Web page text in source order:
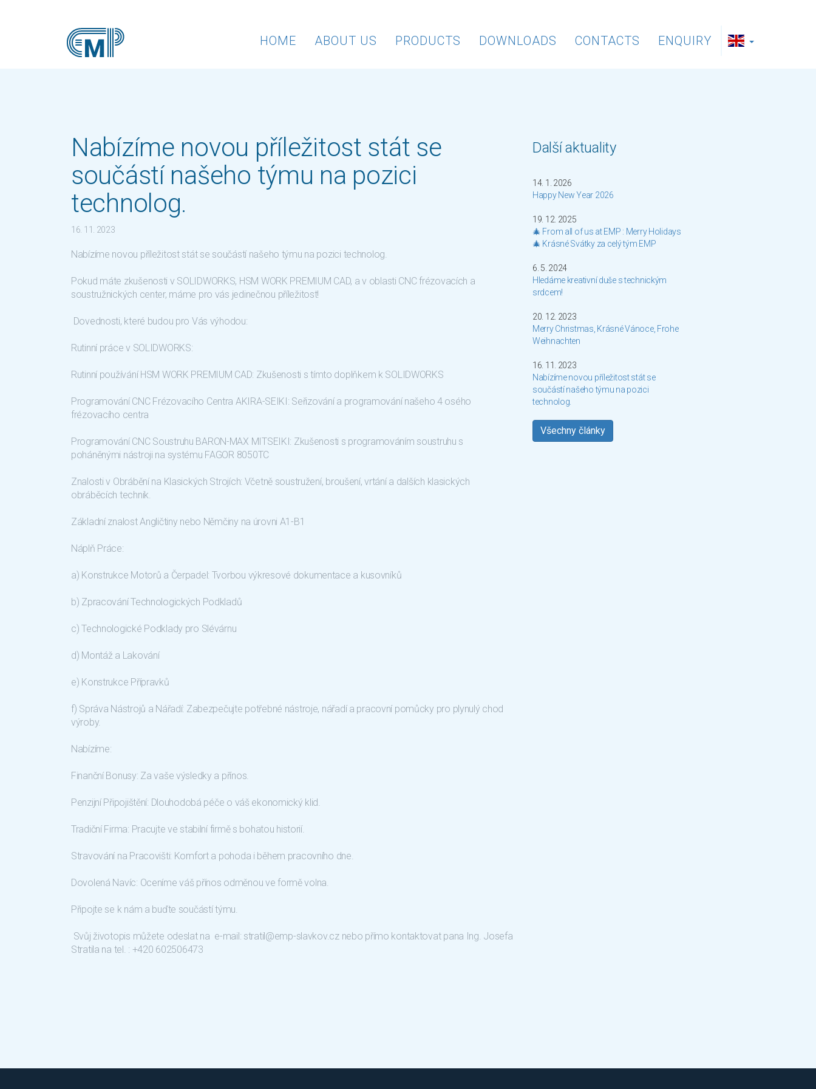
HOME ABOUT US PRODUCTS DOWNLOADS CONTACTS ENQUIRY
Nabízíme novou příležitost stát se
součástí našeho týmu na pozici
technolog.
16. 11. 2023
Nabízíme novou příležitost stát se součástí našeho týmu na pozici technolog.
Pokud máte zkušenosti v SOLIDWORKS, HSM WORK PREMIUM CAD, a v oblasti CNC frézovacích a
soustružnických center, máme pro vás jedinečnou příležitost!
Dovednosti, které budou pro Vás výhodou:
Rutinní práce v SOLIDWORKS:
Rutinní používání HSM WORK PREMIUM CAD: Zkušenosti s tímto doplňkem k SOLIDWORKS
Programování CNC Frézovacího Centra AKIRA-SEIKI: Seřizování a programování našeho 4 osého
frézovacího centra
Programování CNC Soustruhu BARON-MAX MITSEIKI: Zkušenosti s programováním soustruhu s
poháněnými nástroji na systému FAGOR 8050TC
Znalosti v Obrábění na Klasických Strojích: Včetně soustružení, broušení, vrtání a dalších klasických
obráběcích technik.
Základní znalost Angličtiny nebo Němčiny na úrovni A1-B1
Náplň Práce:
a) Konstrukce Motorů a Čerpadel: Tvorbou výkresové dokumentace a kusovníků
b) Zpracování Technologických Podkladů
c) Technologické Podklady pro Slévárnu
d) Montáž a Lakování
e) Konstrukce Přípravků
f) Správa Nástrojů a Nářadí: Zabezpečujte potřebné nástroje, nářadí a pracovní pomůcky pro plynulý chod
výroby.
Nabízíme:
Finanční Bonusy: Za vaše výsledky a přínos.
Penzijní Připojištění: Dlouhodobá péče o váš ekonomický klid.
Tradiční Firma: Pracujte ve stabilní firmě s bohatou historií.
Stravování na Pracovišti: Komfort a pohoda i během pracovního dne.
Dovolená Navíc: Oceníme váš přínos odměnou ve formě volna.
Připojte se k nám a buďte součástí týmu.
Svůj životopis můžete odeslat na e-mail: stratil@emp-slavkov.cz nebo přímo kontaktovat pana Ing. Josefa
Stratila na tel. : +420 602506473
Další aktuality
14. 1. 2026
Happy New Year 2026
19. 12. 2025
🎄 From all of us at EMP : Merry Holidays
🎄 Krásné Svátky za celý tým EMP
6. 5. 2024
Hledáme kreativní duše s technickým
srdcem!
20. 12. 2023
Merry Christmas, Krásné Vánoce, Frohe
Weihnachten
16. 11. 2023
Nabízíme novou příležitost stát se
součástí našeho týmu na pozici
technolog.
Všechny články